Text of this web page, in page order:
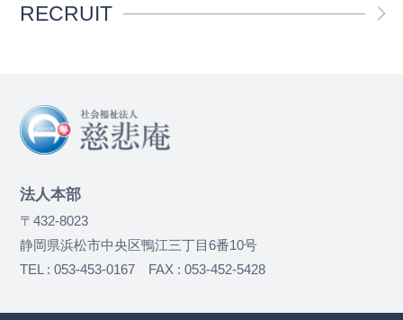
RECRUIT
法人本部
〒432-8023
静岡県浜松市中央区鴨江三丁目6番10号
TEL : 053-453-0167 FAX : 053-452-5428